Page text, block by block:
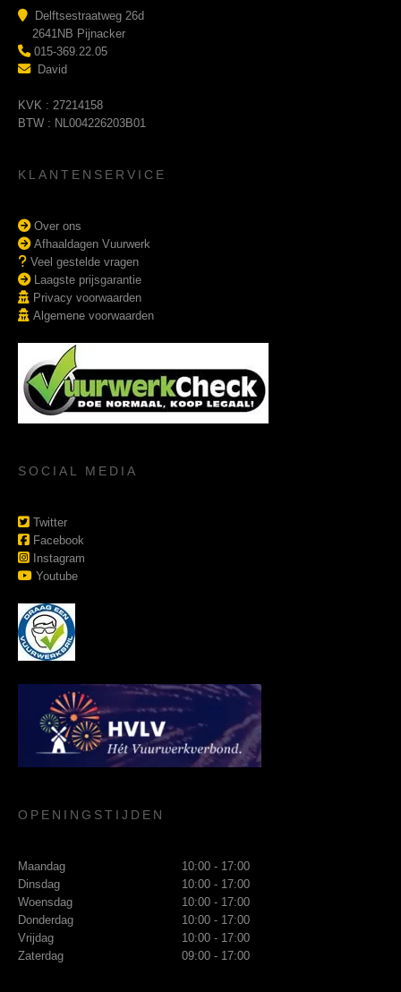
Delftsestraatweg 26d
2641NB Pijnacker
015-369.22.05
David
KVK : 27214158
BTW : NL004226203B01
KLANTENSERVICE
Over ons
Afhaaldagen Vuurwerk
Veel gestelde vragen
Laagste prijsgarantie
Privacy voorwaarden
Algemene voorwaarden
SOCIAL MEDIA
Twitter
Facebook
Instagram
Youtube
OPENINGSTIJDEN
Maandag
10:00 - 17:00
Dinsdag
10:00 - 17:00
Woensdag
10:00 - 17:00
Donderdag
10:00 - 17:00
Vrijdag
10:00 - 17:00
Zaterdag
09:00 - 17:00